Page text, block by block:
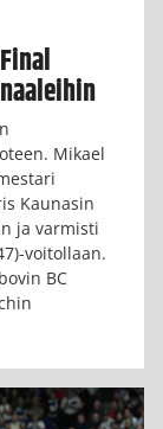
Mikael
Kaunasin
ja varmisti
voitollaan.
BC